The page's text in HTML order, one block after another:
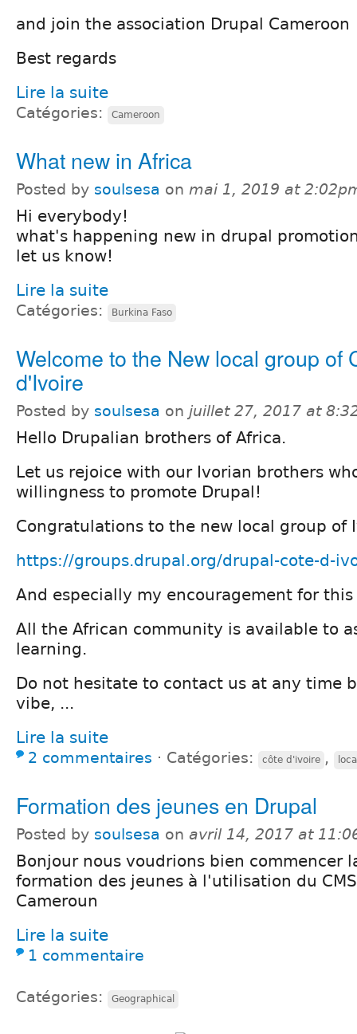
and join the association Drupal Cameroon
Best regards
Lire la suite
Catégories: Cameroon
What new in Africa
Posted by soulsesa on mai 1, 2019 at
Hi everybody!
what's happening new in drupal
let us know!
Lire la suite
Catégories: Burkina Faso
Welcome to the New local group of
d'Ivoire
Posted by soulsesa on juillet 27, 2017 at
Hello Drupalian brothers of Africa.
Let us rejoice with our Ivorian brothers
willingness to promote Drupal!
Congratulations to the new local group of
https://groups.drupal.org/drupal-cote-d-
And especially my encouragement for
All the African community is available to
learning.
Do not hesitate to contact us at any time
vibe, ...
Lire la suite
2 commentaires ⋅ Catégories: côte d'ivoire ,
Formation des jeunes en Drupal
Posted by soulsesa on avril 14, 2017 at
Bonjour nous voudrions bien commencer
formation des jeunes à l'utilisation du
Cameroun
Lire la suite
1 commentaire
Catégories: Geographical